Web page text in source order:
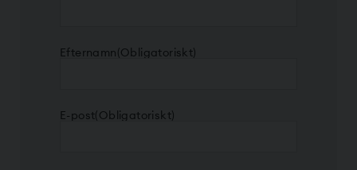
Efternamn(Obligatoriskt)
E-post(Obligatoriskt)